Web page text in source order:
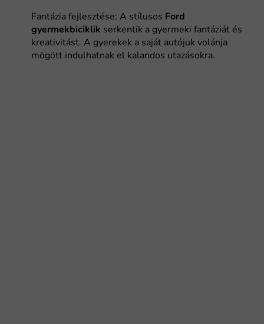
Fantázia fejlesztése: A stílusos Ford
gyermekbiciklik serkentik a gyermeki fantáziát és
kreativitást. A gyerekek a saját autójuk volánja
mögött indulhatnak el kalandos utazásokra.